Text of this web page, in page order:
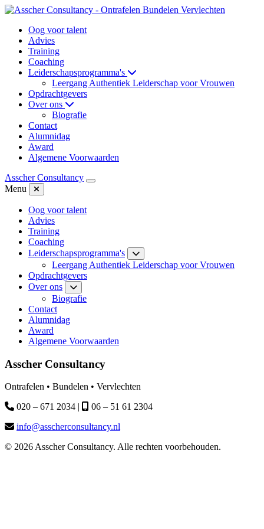
Oog voor talent
Advies
Training
Coaching
Leiderschapsprogramma's
Leergang Authentiek Leiderschap voor Vrouwen
Opdrachtgevers
Over ons
Biografie
Contact
Alumnidag
Award
Algemene Voorwaarden
Asscher Consultancy
Menu
Oog voor talent
Advies
Training
Coaching
Leiderschapsprogramma's
Leergang Authentiek Leiderschap voor Vrouwen
Opdrachtgevers
Over ons
Biografie
Contact
Alumnidag
Award
Algemene Voorwaarden
Asscher Consultancy
Ontrafelen • Bundelen • Vervlechten
020 – 671 2034 |
06 – 51 61 2304
info@asscherconsultancy.nl
© 2026 Asscher Consultancy. Alle rechten voorbehouden.